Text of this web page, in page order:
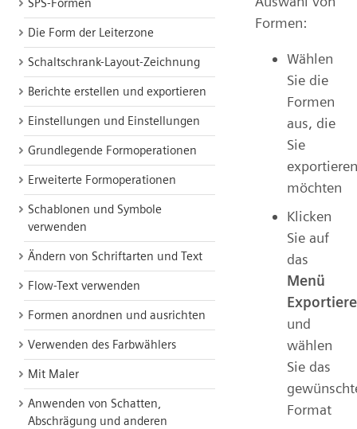
SPS-Formen
Die Form der Leiterzone
Schaltschrank-Layout-Zeichnung
Berichte erstellen und exportieren
Einstellungen und Einstellungen
Grundlegende Formoperationen
Erweiterte Formoperationen
Schablonen und Symbole
verwenden
Ändern von Schriftarten und Text
Flow-Text verwenden
Formen anordnen und ausrichten
Verwenden des Farbwählers
Mit Maler
Anwenden von Schatten,
Abschrägung und anderen
Formen:
Wählen
Sie die
Formen
aus, die
Sie
exportieren
möchten
Klicken
Sie auf
das
Menü
und
wählen
Sie das
Format